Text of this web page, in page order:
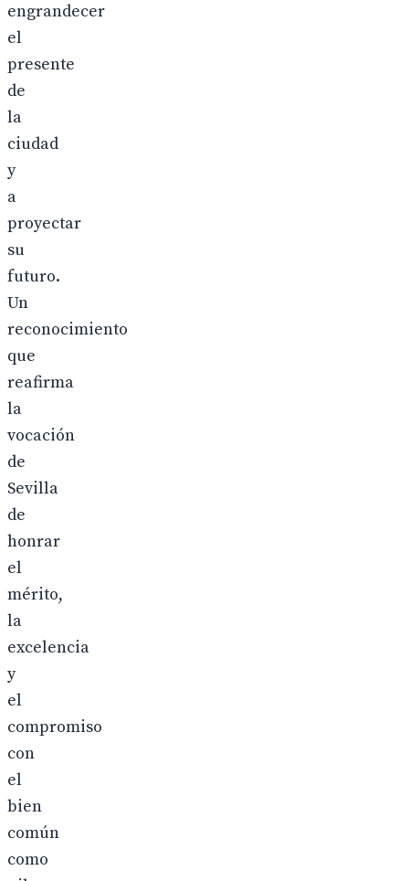
engrandecer
el
presente
de
la
ciudad
y
a
proyectar
su
futuro.
Un
reconocimiento
que
reafirma
la
vocación
de
Sevilla
de
honrar
el
mérito,
la
excelencia
y
el
compromiso
con
el
bien
común
como